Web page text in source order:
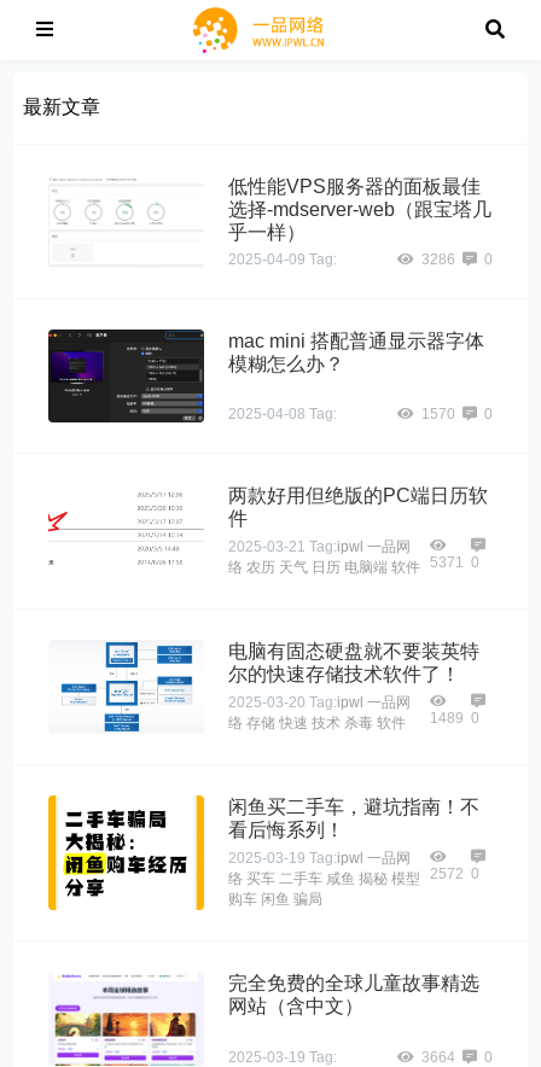
最新文章
低性能VPS服务器的面板最佳
选择-mdserver-web（跟宝塔几
乎一样）
2025-04-09 Tag: 3286 0
mac mini 搭配普通显示器字体
模糊怎么办？
2025-04-08 Tag: 1570 0
两款好用但绝版的PC端日历软
件
2025-03-21 Tag:ipwl 一品网
络 农历 天气 日历 电脑端 软件 5371 0
电脑有固态硬盘就不要装英特
尔的快速存储技术软件了！
2025-03-20 Tag:ipwl 一品网
络 存储 快速 技术 杀毒 软件 1489 0
闲鱼买二手车，避坑指南！不
看后悔系列！
2025-03-19 Tag:ipwl 一品网
络 买车 二手车 咸鱼 揭秘 模型
购车 闲鱼 骗局
2572 0
完全免费的全球儿童故事精选
网站（含中文）
2025-03-19 Tag: 3664 0